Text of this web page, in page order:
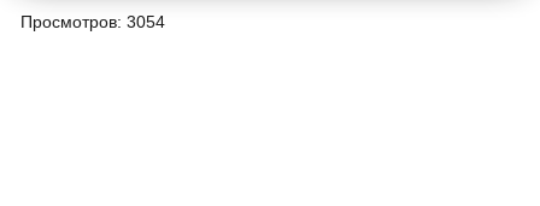
Просмотров: 3054